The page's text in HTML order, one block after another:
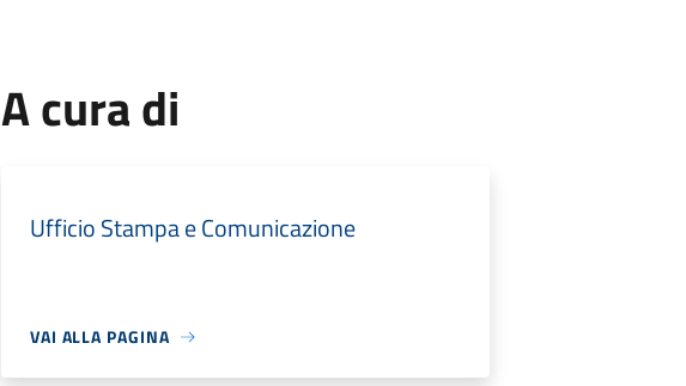
A cura di
Ufficio Stampa e Comunicazione
VAI ALLA PAGINA